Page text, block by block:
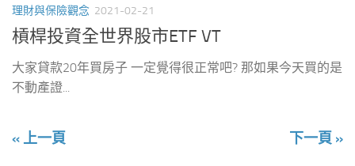
理財與保險觀念 2021-02-21
槓桿投資全世界股市ETF VT
大家貸款20年買房子 一定覺得很正常吧? 那如果今天買的是
不動產證...
« 上一頁 下一頁 »